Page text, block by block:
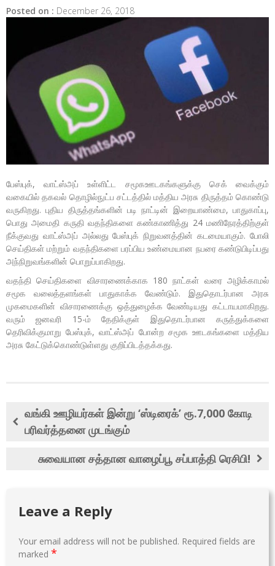
Posted on : December 26, 2018
பேஸ்புக், வாட்ஸ்அப் உள்ளிட்ட சமூகஊடகங்களுக்கு செக் வைக்கும்
வகையில் தகவல் தொழில்நுட்ப சட்டத்தில் மத்திய அரசு திருத்தம் கொண்டு
வருகிறது. புதிய திருத்தங்களின் படி நாட்டின் இறையாண்மை, பாதுகாப்பு,
பொது அமைதி கருதி வதந்திகளை கண்காணித்து 24 மணிநேரத்திற்குள்
நீக்குவது வாட்ஸ்அப் அல்லது பேஸ்புக் நிறுவனத்தின் கடமையாகும். போலி
செய்திகள் மற்றும் வதந்திகளை பரப்பிய உண்மையான நபரை கண்டுபிடிப்பது
அந்நிறுவங்களின் பொறுப்பாகிறது.
வதந்தி செய்திகளை விசாரணைக்காக 180 நாட்கள் வரை அழிக்காமல்
சமூக வலைத்தளங்கள் பாதுகாக்க வேண்டும். இதுதொடர்பான அரசு
முகமைகளின் விசாரணைக்கு ஒத்துழைக்க வேண்டியது கட்டாயமாகிறது.
வரும் ஜனவரி 15-ம் தேதிக்குள் இதுதொடர்பான கருத்துக்களை
தெரிவிக்குமாறு பேஸ்புக், வாட்ஸ்அப் போன்ற சமூக ஊடகங்களை மத்திய
அரசு கேட்டுக்கொண்டுள்ளது குறிப்பிடத்தக்கது.
வங்கி ஊழியர்கள் இன்று ‘ஸ்டிரைக்’ ரூ.7,000 கோடி
பரிவர்த்தனை முடங்கும்
சுவையான சத்தான வாழைப்பூ சப்பாத்தி ரெசிபி!
Leave a Reply
Your email address will not be published. Required fields are
marked *